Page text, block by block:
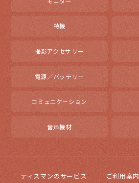
特機
撮影アクセサリー
電源／バッテリー
コミュニケーション
音声機材
ティスマンのサービス ご利用案内